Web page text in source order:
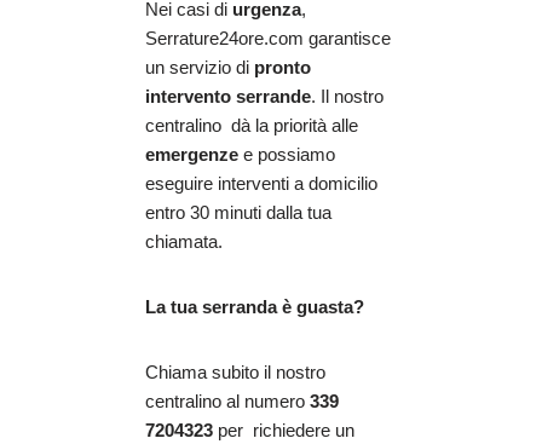
Nei casi di urgenza,
Serrature24ore.com garantisce
un servizio di pronto
intervento serrande. Il nostro
centralino dà la priorità alle
emergenze e possiamo
eseguire interventi a domicilio
entro 30 minuti dalla tua
chiamata.
La tua serranda è guasta?
Chiama subito il nostro
centralino al numero 339
7204323 per richiedere un